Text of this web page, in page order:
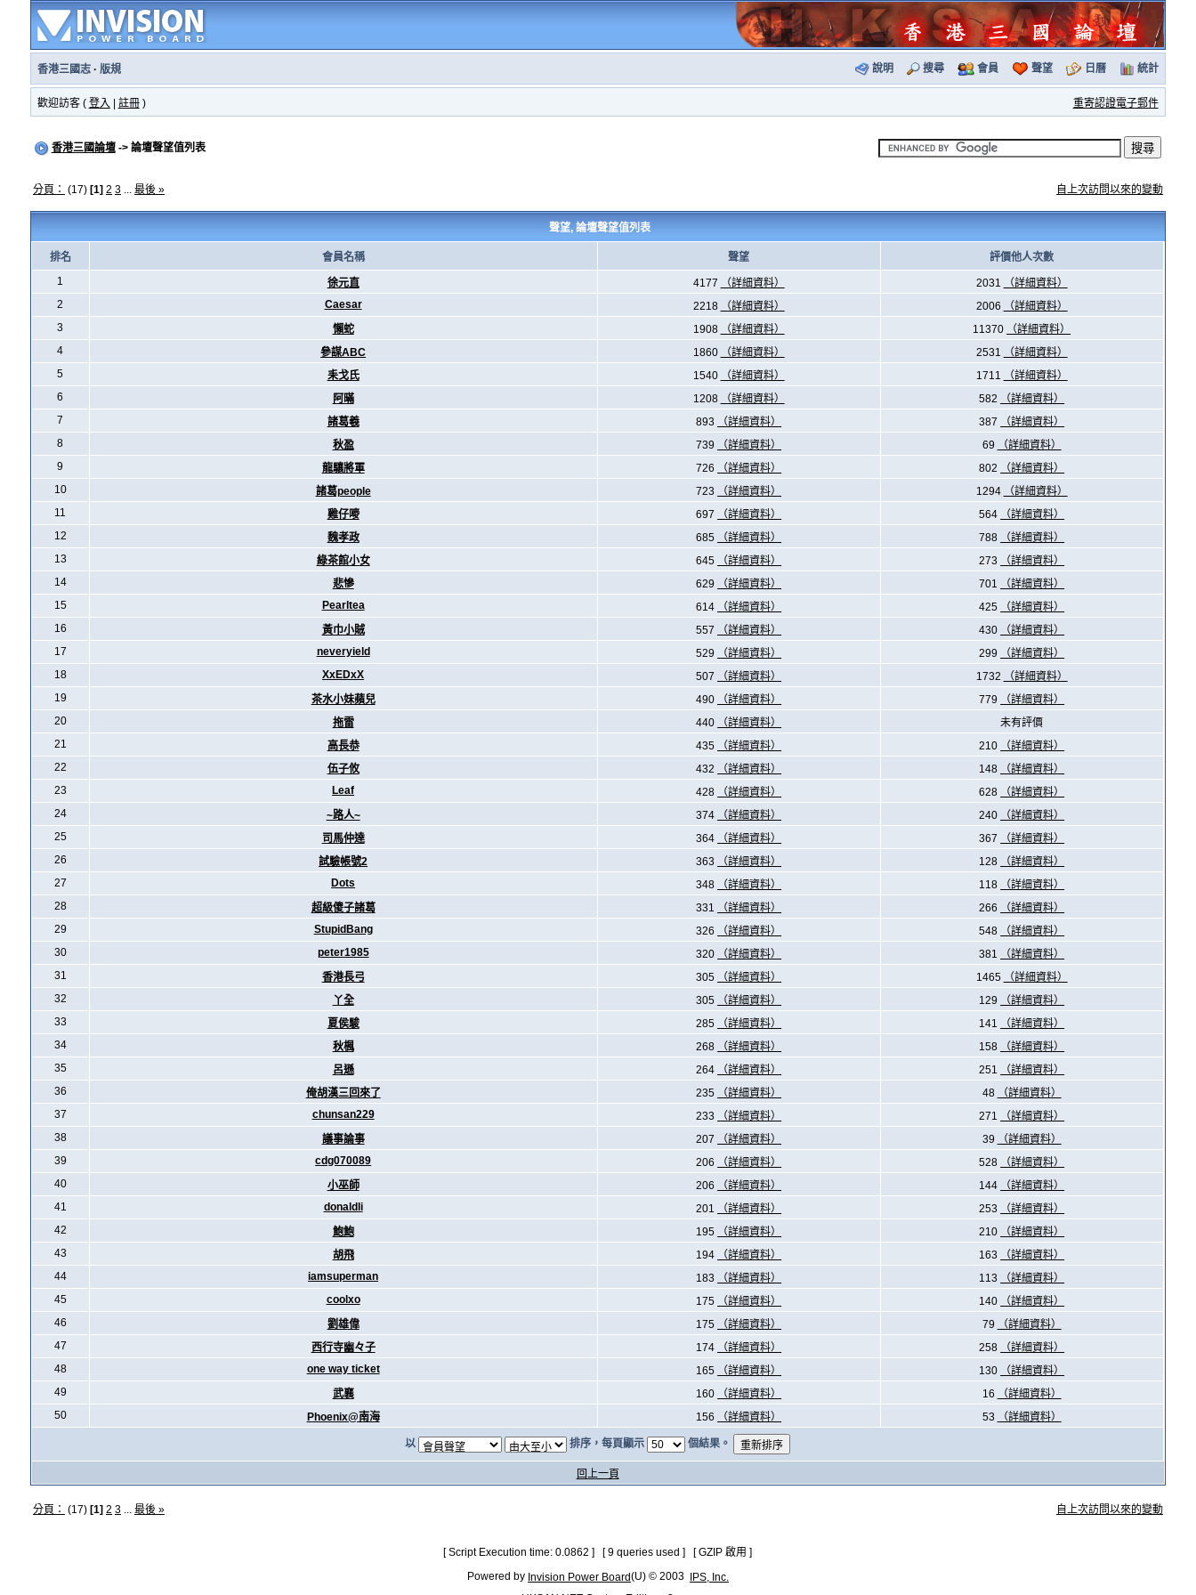
香港三國志· 版規 說明 搜尋 會員 聲望 日曆 統計
歡迎訪客 ( 登入 註冊) 重寄認證電子郵件
香港三國論壇-> 論壇聲望值列表
分頁： (17) [1] 2 3... 最後 » 自上次訪問以來的變動
聲望, 論壇聲望值列表
排名 會員名稱 聲望
評價他人次數
1
徐元直 4177 （詳細資料） 2031
（詳細資料）
2
Caesar 2218 （詳細資料） 2006
（詳細資料）
3
懶蛇 1908 （詳細資料） 11370
（詳細資料）
4
參謀ABC 1860 （詳細資料） 2531
（詳細資料）
5
耒戈氏 1540 （詳細資料） 1711
（詳細資料）
6
阿暪 1208 （詳細資料） 582
（詳細資料）
7
諸葛羲 893 （詳細資料） 387
（詳細資料）
8
秋盈 739 （詳細資料） 69
（詳細資料）
9
龍驤將軍 726 （詳細資料） 802
（詳細資料）
10
諸葛people 723 （詳細資料） 1294
（詳細資料）
11
雞仔嘜 697 （詳細資料） 564
（詳細資料）
12
魏孝政 685 （詳細資料） 788
（詳細資料）
13
綠茶館小女 645 （詳細資料） 273
（詳細資料）
14
悲慘 629 （詳細資料） 701
（詳細資料）
15
Pearltea 614 （詳細資料） 425
（詳細資料）
16
黃巾小賊 557 （詳細資料） 430
（詳細資料）
17
neveryield 529 （詳細資料） 299
（詳細資料）
18
XxEDxX 507 （詳細資料） 1732
（詳細資料）
19
茶水小妹蘋兒 490 （詳細資料） 779
（詳細資料）
20
拖雷 440 （詳細資料）
未有評價
21
高長恭 435 （詳細資料） 210
（詳細資料）
22
伍子攸 432 （詳細資料） 148
（詳細資料）
23
Leaf 428 （詳細資料） 628
（詳細資料）
24
~路人~ 374 （詳細資料） 240
（詳細資料）
25
司馬仲達 364 （詳細資料） 367
（詳細資料）
26
試驗帳號2 363 （詳細資料） 128
（詳細資料）
27
Dots 348 （詳細資料） 118
（詳細資料）
28
超級傻子諸葛 331 （詳細資料） 266
（詳細資料）
29
StupidBang 326 （詳細資料） 548
（詳細資料）
30
peter1985 320 （詳細資料） 381
（詳細資料）
31
香港長弓 305 （詳細資料） 1465
（詳細資料）
32
丫全 305 （詳細資料） 129
（詳細資料）
33
夏侯駿 285 （詳細資料） 141
（詳細資料）
34
秋楓 268 （詳細資料） 158
（詳細資料）
35
呂遜 264 （詳細資料） 251
（詳細資料）
36
俺胡漢三回來了 235 （詳細資料） 48
（詳細資料）
37
chunsan229 233 （詳細資料） 271
（詳細資料）
38
議事論事 207 （詳細資料） 39
（詳細資料）
39
cdg070089 206 （詳細資料） 528
（詳細資料）
40
小巫師 206 （詳細資料） 144
（詳細資料）
41
donaldli 201 （詳細資料） 253
（詳細資料）
42
鮑鮑 195 （詳細資料） 210
（詳細資料）
43
胡飛 194 （詳細資料） 163
（詳細資料）
44
iamsuperman 183 （詳細資料） 113
（詳細資料）
45
coolxo 175 （詳細資料） 140
（詳細資料）
46
劉雄偉 175 （詳細資料） 79
（詳細資料）
47
西行寺幽々子 174 （詳細資料） 258
（詳細資料）
48
one way ticket 165 （詳細資料） 130
（詳細資料）
49
武襄 160 （詳細資料） 16
（詳細資料）
50
Phoenix@南海 156 （詳細資料） 53 （詳細資料）
以 排序，每頁顯示 個結果。
回上一頁
分頁： (17) [1] 2 3... 最後 » 自上次訪問以來的變動
[ Script Execution time: 0.0862 ] [ 9 queries used ] [ GZIP 啟用 ]
Powered by Invision Power Board(U) © 2003
IPS, Inc.